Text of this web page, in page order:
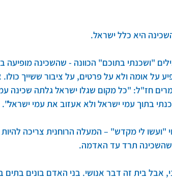
היא כלל ישראל.
"ושכנתי בתוכם" הכוונה - שהשכינה
על אומה ולא על פרטים, על ציבור ששייך
חז"ל: "כל מקום שגלו ישראל גלתה שכינה
בתוך עמי ישראל ולא אעזוב את עמי ישראל".
"ועשו לי מקדש" – המעלה הרוחנית צריכה
שהשכינה תרד עד האדמה.
אבל בית זה דבר אנושי. בני האדם בונים